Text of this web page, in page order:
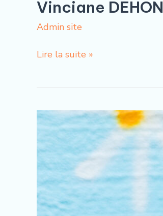
Vinciane DEHON
Admin site
Lire la suite »
Jennifer
VANDERWAEREN